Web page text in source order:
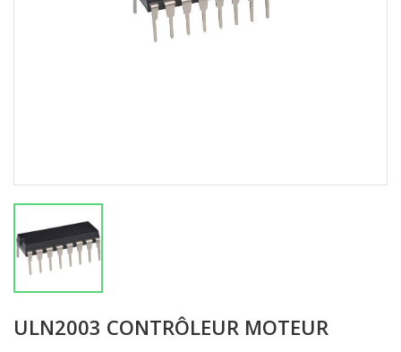
ULN2003 CONTRÔLEUR MOTEUR